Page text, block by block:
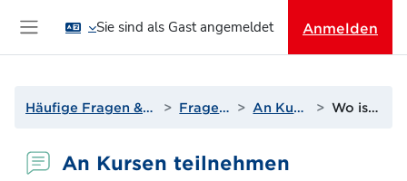
Sie sind als Gast angemeldet Anmelden
Häufige Fragen & Support zur Lernplattform Fragen? Antworten! An Kursen teilnehmen Wo ist der Kurs XY?
An Kursen teilnehmen